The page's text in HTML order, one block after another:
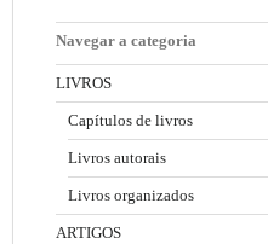
Navegar a categoria
LIVROS
Capítulos de livros
Livros autorais
Livros organizados
ARTIGOS